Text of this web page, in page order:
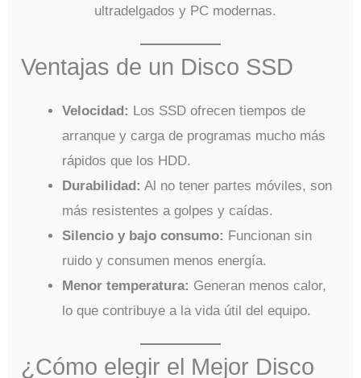
ultradelgados y PC modernas.
Ventajas de un Disco SSD
Velocidad: Los SSD ofrecen tiempos de
arranque y carga de programas mucho más
rápidos que los HDD.
Durabilidad: Al no tener partes móviles, son
más resistentes a golpes y caídas.
Silencio y bajo consumo: Funcionan sin
ruido y consumen menos energía.
Menor temperatura: Generan menos calor,
lo que contribuye a la vida útil del equipo.
¿Cómo elegir el Mejor Disco